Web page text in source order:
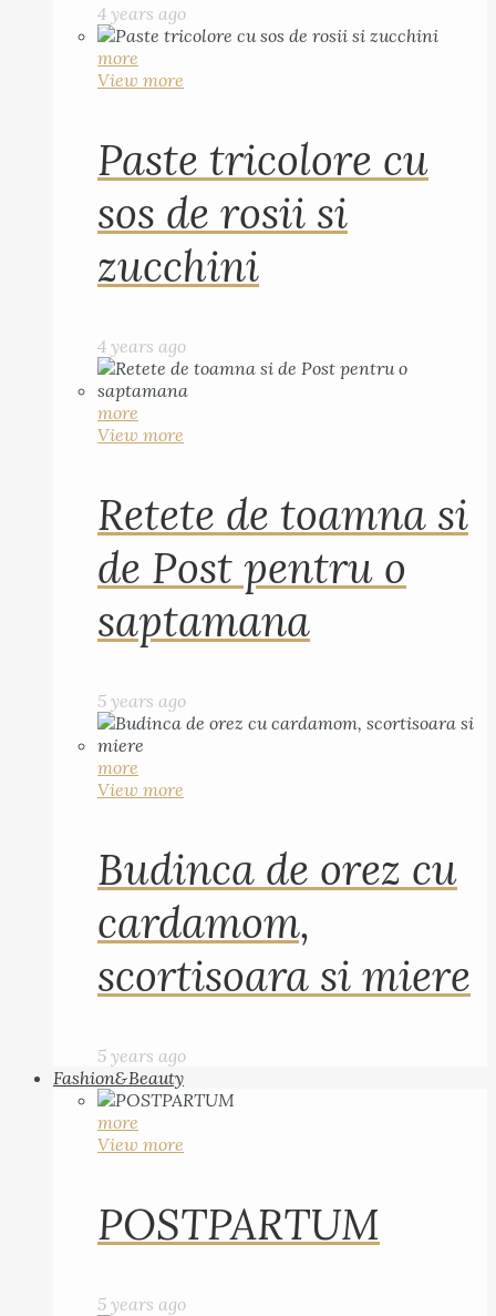
4 years ago
more
View more
Paste tricolore cu
sos de rosii si
zucchini
4 years ago
more
View more
Retete de toamna si
de Post pentru o
saptamana
5 years ago
more
View more
Budinca de orez cu
cardamom,
scortisoara si miere
5 years ago
Fashion&Beauty
more
View more
POSTPARTUM
5 years ago